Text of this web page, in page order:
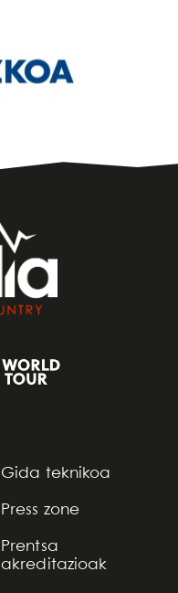
Gida teknikoa
Press zone
Prentsa
akreditazioak